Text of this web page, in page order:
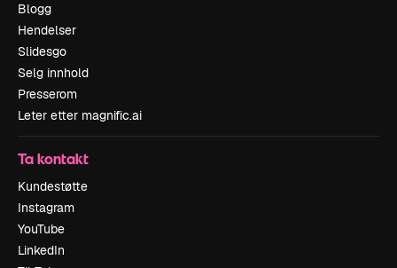
Blogg
Hendelser
Slidesgo
Selg innhold
Presserom
Leter etter magnific.ai
Ta kontakt
Kundestøtte
Instagram
YouTube
LinkedIn